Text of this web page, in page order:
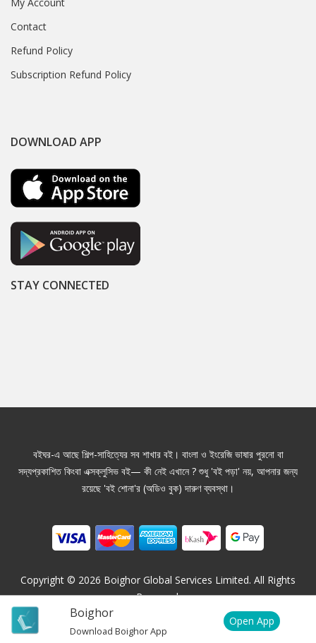
Boighor
Download Boighor App
Open App
My Account
Contact
Refund Policy
Subscription Refund Policy
DOWNLOAD APP
STAY CONNECTED
বইঘর-এ আছে শিল্প-সাহিত্যের সব শাখার বই। বাংলা ও ইংরেজি ভাষার পুরনো বা
সদ্যপ্রকাশিত কিংবা এক্সক্লুসিভ বই— কী নেই এখানে ? শুধু 'বই পড়া' নয়, আপনার জন্য
রয়েছে 'বই শোনা'র (অডিও বুক) দারুণ ব্যবস্থা।
Copyright © 2026 Boighor Global Services Limited. All Rights
Reserved.